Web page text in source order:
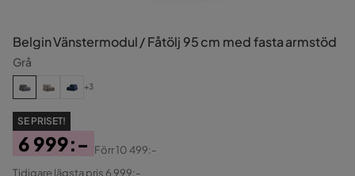
Belgin Vänstermodul / Fåtölj 95 cm med fasta armstöd
Grå
+3
SE PRISET!
Pris
6 999:-
Original
Förr10 499:-
Tidigare lägsta pris 6 999:-